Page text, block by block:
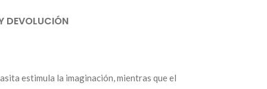
DEVOLUCIÓN
estimula la imaginación, mientras que el